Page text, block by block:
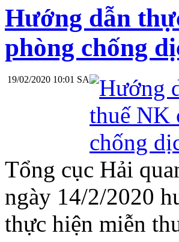
Hướng dẫn
phòng chống
19/02/2020 10:01 SA
Tổng cục Hải
ngày 14/2/2020
thực hiện miễn